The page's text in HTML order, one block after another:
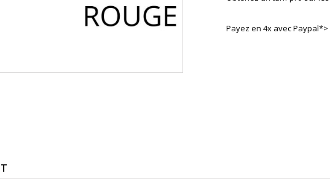
Payez en 4x avec Paypal*>